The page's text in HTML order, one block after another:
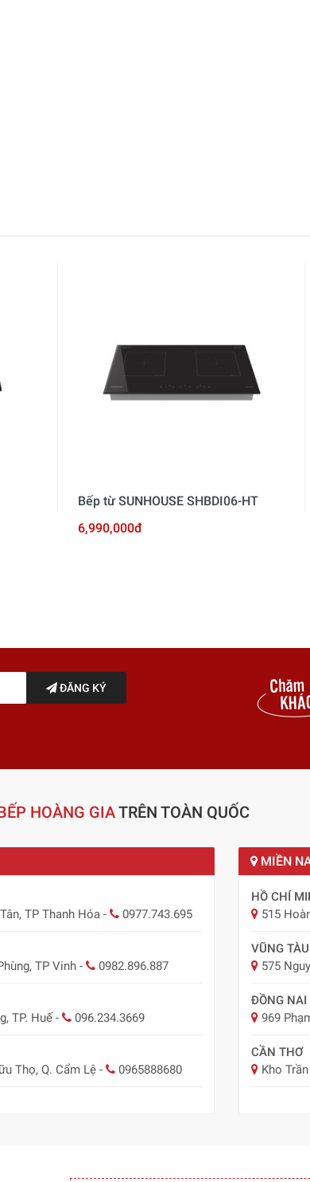
Bếp từ SUNHOUSE SHBDI06-HT
6,990,000đ
ĐĂNG KÝ
HOÀNG GIATRÊN TOÀN QUỐC
TP Thanh Hóa- 0977.743.695
TP Vinh- 0982.896.887
TP. Huế- 096.234.3669
Thọ, Q. Cẩm Lệ- 0965888680
MIỀN
HỒ CHÍ
515
VŨNG
575
ĐỒNG NAI
969
CẦN THƠ
Kho